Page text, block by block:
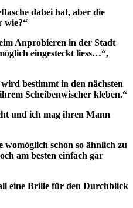
dabei hat, aber die
wie?“
Anprobieren in der Stadt
eingesteckt liess…“,
bestimmt in den nächsten
Scheibenwischer kleben.“
und ich mag ihren Mann
womöglich schon so ähnlich zu
am besten einfach gar
eine Brille für den Durchblick